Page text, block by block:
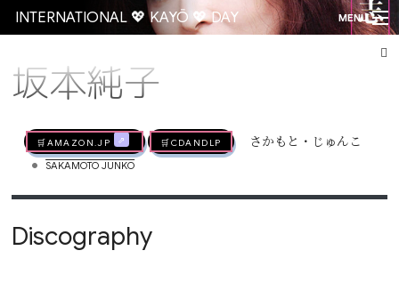
INTERNATIONAL 💖 KAYŌ 💖 DAY MENU
坂本純子
🛒AMAZON.jp 🛒CDandLP さかもと・じゅんこ
• SAKAMOTO JUNKO
Discography